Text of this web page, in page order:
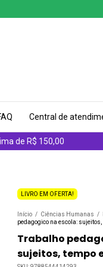
de R$ 150,00
Central de
LIVRO EM OFERTA!
Início / Ciências Humanas /
pedagogico na escola:
Trabalho
sujeitos, tempo